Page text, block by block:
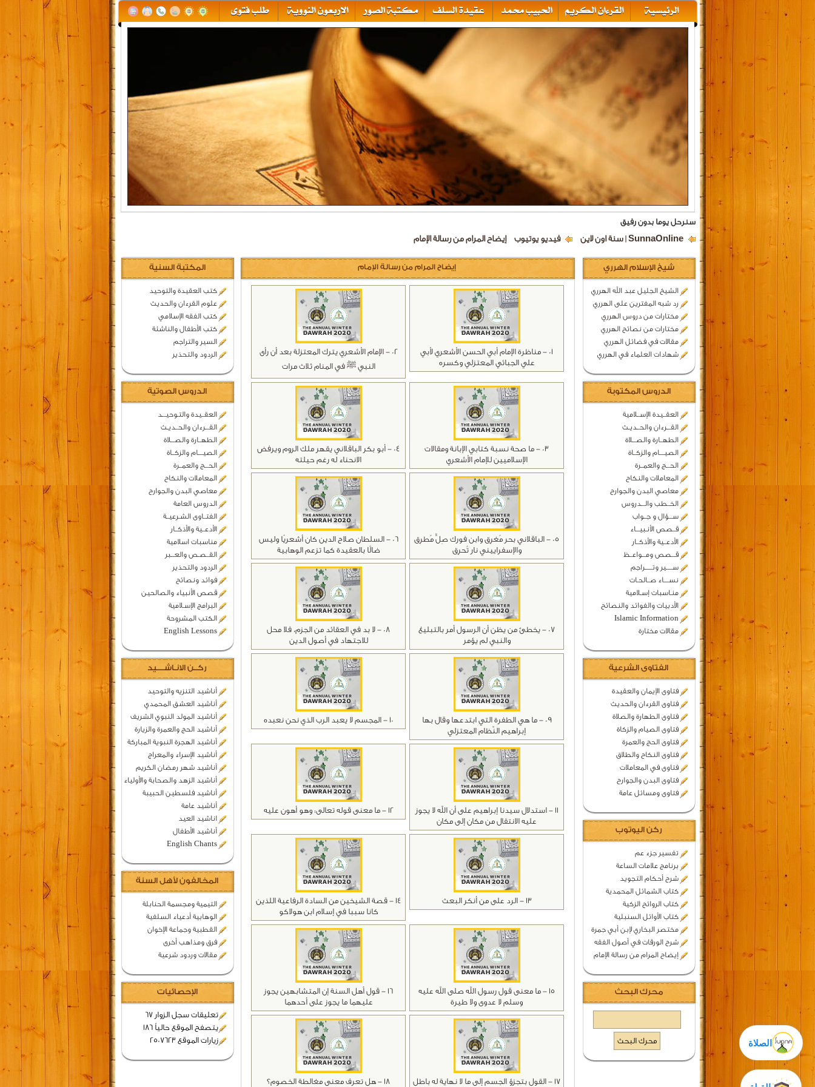
سنرحل يوما بدون رفيق
SunnaOnline | سنة اون لاين فيديو يوتيوب إيضاح المرام من رسالة الإمام
الصلاة
شيخ الإسلام الهرري
الشيخ الجليل عبد الله الهرري
رد شبه المفترين على الهرري
مختارات من دروس الهرري
مختارات من نصائح الهرري
مقالات في فضائل الهرري
شهادات العلماء في الهرري
الدروس المكتوبة
العقــيدة الإســلامية
القـــرءان والحــديـث
الطهــارة والصـــلاة
الصيــــام والزكــاة
الحـــج والعمــرة
المعاملات والنكاح
معاصي البدن والجوارح
الخــطب والـــدروس
ســـؤال و جــواب
قــصص الأنـبيـــاء
الأدعــية والأذكــار
قـــصص ومـــواعــظ
ســـــير وتــــــراجم
نســــاء صــالحـات
منـاسبات إسـلامية
الأدبيات والفوائد والنصائح
Islamic Information
مقالات مختارة
الفتاوى الشرعية
فتاوى الإيمان والعقيدة
فتاوى القرءان والحديث
فتاوى الطهارة والصلاة
فتاوى الصيام والزكاة
فتاوى الحج والعمرة
فتاوى النكاح والطلاق
فتاوى في المعاملات
فتاوى البدن والجوارح
فتاوى ومسائل عامة
ركن اليوتوب
تفسير جزء عم
برنامج علامات الساعة
شرح أحكام التجويد
كتاب الشمائل المحمدية
كتاب الروائح الزكية
كتاب الأوائل السنبلية
مختصر البخاري لإبن أبي جمرة
شرح الورقات في أصول الفقه
إيضاح المرام من رسالة الإمام
محرك البحث
المكتبة السنية
كتب العقيدة والتوحيد
علوم القرءان والحديث
كتب الفقه الإسلامي
كتب الأطفال والناشئة
السير والتراجم
الردود والتحذير
الدروس الصوتية
العقــيدة والتـوحيـــد
القـــرءان والحــديـث
الطهــارة والصـــلاة
الصيــــام والزكــاة
الحـــج والعمــرة
المعاملات والنكاح
معاصي البدن والجوارح
الدروس العامة
الفتــاوى الشـرعيــة
الأدعــية والأذكــار
مناسبات اسلامية
القــصـص والعـــبر
الردود والتحذير
فوائد ونصائح
قصص الأنبياء والصالحين
البرامج الإسـلامية
الكتب المشروحة
English Lessons
ركــن الانـاشــــيد
أناشيد التنزيه والتوحيد
أناشيد العشق المحمدي
أناشيد المولد النبوي الشريف
أناشيد الحج والعمرة والزيارة
أناشيد الهجرة النبوية المباركة
أناشيد الإسراء والمعراج
أناشيد شهر رمضان الكريم
أناشيد الزهد والصحابة والأولياء
أناشيد فلسطين الحبيبة
أناشيد عامة
اناشيد العيد
أناشيد الأطفال
English Chants
المخالفون لأهل السنة
التيمية ومجسمة الحنابلة
الوهابية أدعياء السلفية
القطبية وجماعة الإخوان
فرق ومذاهب أخرى
مقالات وردود شرعية
الإحصائيات
تعليقات سجل الزوار 67
يتصفح الموقع حالياً 186
زيارات الموقع 2507623
إيضاح المرام من رسالة الإمام
01 - مناظرة الإمام أبي الحسن الأشعري لأبي
علي الجبائي المعتزلي وكسره
02 - الإمام الأشعري يترك المعتزلة بعد أن رأى
النبي ﷺ في المنام ثلاث مرات
03 - ما صحة نسبة كتابي الإبانة ومقالات
الإسلاميين للإمام الأشعري
04 - أبو بكر الباقلاني يقهر ملك الروم ويرفض
الانحناء له رغم حيلته
05 - الباقلاني بحر مُغرِق وابن فورك صِلٌّ مُطرِق
والإسفراييني نار تُحرِق
06 - السلطان صلاح الدين كان أشعريًا وليس
ضالًا بالعقيدة كما تزعم الوهابية
07 - يخطئ من يظن أن الرسول أمر بالتبليغ
والنبي لم يؤمر
08 - لا بد في العقائد من الجزم، فلا محل
للاجتهاد في أصول الدين
09 - ما هي الطفرة التي ابتدعها وقال بها
إبراهيم النّظام المعتزلي
10 - المجسم لا يعبد الرب الذي نحن نعبده
11 - استدلال سيدنا إبراهيم على أن الله لا يجوز
عليه الانتقال من مكان إلى مكان
12 - ما معنى قوله تعالى: وهو أهون عليه
13 - الرد على من أنكر البعث
14 - قصة الشيخين من السادة الرفاعية اللذين
كانا سببا في إسلام ابن هولاكو
15 - ما معنى قول رسول الله صلى الله عليه
وسلم لا عدوى ولا طيرة
16 - قول أهل السنة إن المتشابهين يجوز
عليهما ما يجوز على أحدهما
17 - القول بتجزؤ الجسم إلى ما لا نهاية له باطل 18 - هل تعرف معنى مغالطة الخصوم؟